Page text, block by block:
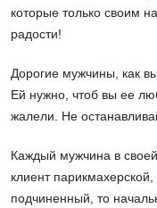
которые только своим
радости!
Дорогие мужчины, как
Ей нужно, чтоб вы ее
жалели. Не
Каждый мужчина в
клиент
подчиненный, то